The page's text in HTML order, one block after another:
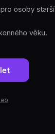
osoby starší
věku.